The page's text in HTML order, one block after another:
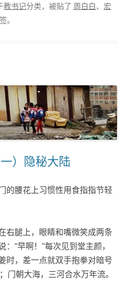
教书记分类，被贴了 周白白、 宏
。
）隐秘大陆
的腰花上习惯性用食指指节轻
右腿上，眼睛和嘴微笑成两条
“早啊！”每次见到堂主颜，
时，差一点就双手抱拳对暗号
朝大海，三河合水万年流。